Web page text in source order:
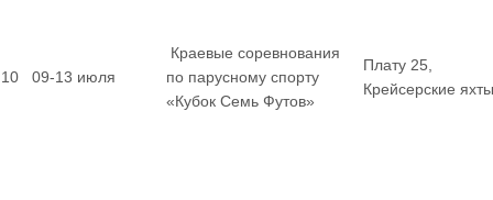
10 09-13 июля
Краевые соревнования
по парусному спорту
«Кубок Семь Футов»
Плату 25,
Крейсерские яхты